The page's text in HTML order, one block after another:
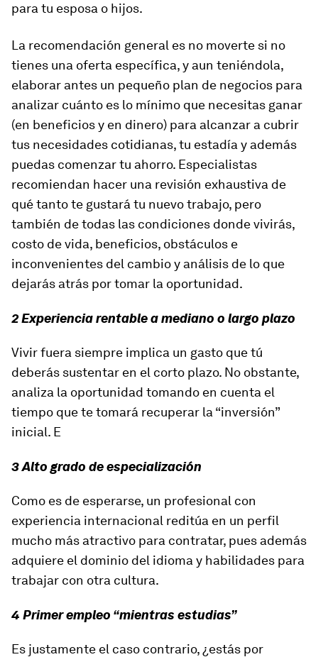
para tu esposa o hijos.
La recomendación general es no moverte si no
tienes una oferta específica, y aun teniéndola,
elaborar antes un pequeño plan de negocios para
analizar cuánto es lo mínimo que necesitas ganar
(en beneficios y en dinero) para alcanzar a cubrir
tus necesidades cotidianas, tu estadía y además
puedas comenzar tu ahorro. Especialistas
recomiendan hacer una revisión exhaustiva de
qué tanto te gustará tu nuevo trabajo, pero
también de todas las condiciones donde vivirás,
costo de vida, beneficios, obstáculos e
inconvenientes del cambio y análisis de lo que
dejarás atrás por tomar la oportunidad.
2 Experiencia rentable a mediano o largo plazo
Vivir fuera siempre implica un gasto que tú
deberás sustentar en el corto plazo. No obstante,
analiza la oportunidad tomando en cuenta el
tiempo que te tomará recuperar la “inversión”
inicial. E
3 Alto grado de especialización
Como es de esperarse, un profesional con
experiencia internacional reditúa en un perfil
mucho más atractivo para contratar, pues además
adquiere el dominio del idioma y habilidades para
trabajar con otra cultura.
4 Primer empleo “mientras estudias”
Es justamente el caso contrario, ¿estás por